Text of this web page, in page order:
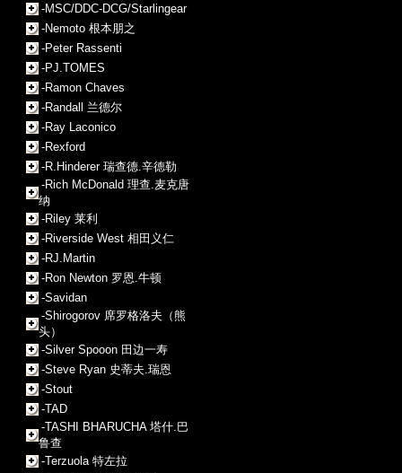
-MSC/DDC-DCG/Starlingear
-Nemoto 根本朋之
-Peter Rassenti
-PJ.TOMES
-Ramon Chaves
-Randall 兰德尔
-Ray Laconico
-Rexford
-R.Hinderer 瑞查德.辛德勒
-Rich McDonald 理查.麦克唐
纳
-Riley 莱利
-Riverside West 相田义仁
-RJ.Martin
-Ron Newton 罗恩.牛顿
-Savidan
-Shirogorov 席罗格洛夫（熊
头）
-Silver Spooon 田边一寿
-Steve Ryan 史蒂夫.瑞恩
-Stout
-TAD
-TASHI BHARUCHA 塔什.巴
鲁查
-Terzuola 特左拉